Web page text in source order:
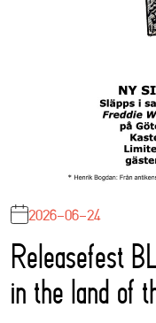
2026-06-24
Releasefest
in the land of